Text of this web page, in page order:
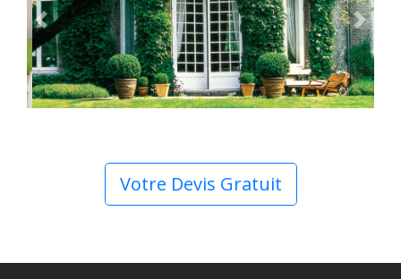
Previous Next
Votre Devis Gratuit